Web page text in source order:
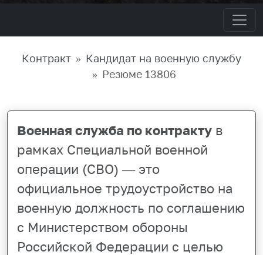
Контракт
Кандидат на военную службу
Резюме 13806
Военная служба по контракту в
рамках Специальной военной
операции (СВО) — это
официальное трудоустройство на
военную должность по соглашению
с Министерством обороны
Российской Федерации с целью